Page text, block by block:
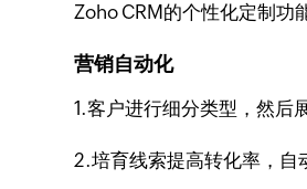
Zoho CRM的个性化定制功
营销自动化
1.客户进行细分类型，然后
2.培育线索提高转化率，自